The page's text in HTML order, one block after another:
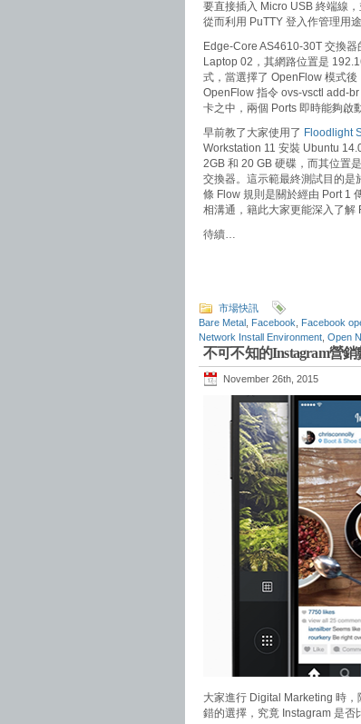
要直接插入 Micro USB 終端線
從而利用 PuTTY 登入作管理用途
Edge-Core AS4610-30T 交換
Laptop 02，其網路位置是
式，當選擇了 OpenFlow 模式
OpenFlow 指令 ovs-vsctl add-
卡之中，兩個 Ports 即時能夠啟
早前教了大家使用了 Floodlight
Workstation 11 安裝 Ubuntu
2GB 和 20 GB 硬碟，而其位置
交換器。這示範最終測試目的
條 Flow 規則是關於經由 Port 1
相溝通，籍此大家更能深入了解
待續…
市場快訊
Bare Metal Facebook Facebook
Network Install Environment Open
不可不知的Instagram營
November 26th, 2015
大家進行 Digital Marketing 時
錯的選擇，究竟 Instagram 是否